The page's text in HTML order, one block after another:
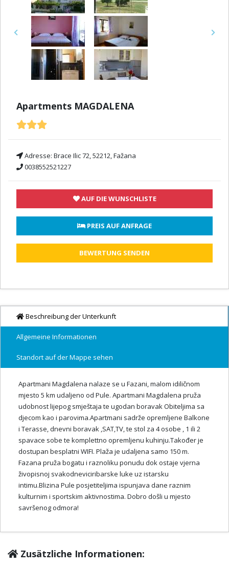
Previous Next
Apartments MAGDALENA
Adresse: Brace Ilic 72, 52212, Fažana
0038552521227
AUF DIE WUNSCHLISTE
PREIS AUF ANFRAGE
BEWERTUNG SENDEN
Beschreibung der Unterkunft
Allgemeine Informationen
Standort auf der Mappe sehen
Apartmani Magdalena nalaze se u Fazani, malom idiličnom
mjesto 5 km udaljeno od Pule. Apartmani Magdalena pruža
udobnost lijepog smještaja te ugodan boravak Obiteljima sa
djecom kao i parovima.Apartmani sadrže opremljene Balkone
i Terasse, dnevni boravak ,SAT,TV, te stol za 4 osobe , 1 ili 2
spavace sobe te komplettno opremljenu kuhinju.Također je
dostupan besplatni WIFI. Plaža je udaljena samo 150 m.
Fazana pruža bogatu i raznoliku ponudu dok ostaje vjerna
živopisnoj svakodneviciribarske luke uz istarsku
intimu.Blizina Pule posjetiteljima ispunjava dane raznim
kulturnim i sportskim aktivnostima. Dobro došli u mjesto
savršenog odmora!
Zusätzliche Informationen: